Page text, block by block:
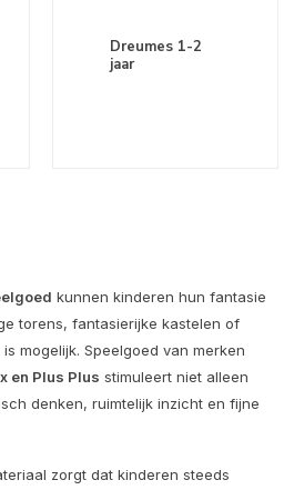
Dreumes 1-2
jaar
kunnen kinderen hun fantasie
torens, fantasierijke kastelen of
mogelijk. Speelgoed van merken
en Plus Plus stimuleert niet alleen
denken, ruimtelijk inzicht en fijne
zorgt dat kinderen steeds